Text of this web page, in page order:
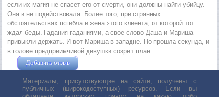
если их магия не спасет его от смерти, они должны найти убийцу.
Она и не подействовала. Более того, при странных
обстоятельствах погибла и жена этого клиента, от которой тот
ждал беды. Гадания гаданиями, а свое слово Даша и Мариша
привыкли держать. И вот Мариша в западне. Но прошла секунда, и
в голове предприимчивой девушки созрел план…
Добавить отзыв
Материалы, присутствующие на сайте, получены с
публичных (широкодоступных) ресурсов. Если вы